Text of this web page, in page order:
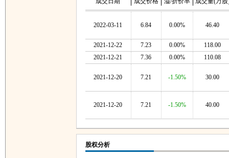
2022-03-11 6.84 0.00% 46.40
2021-12-22 7.23 0.00%
118.00
2021-12-21
7.36 0.00% 110.08
2021-12-20 7.21 -1.50% 30.00
2021-12-20 7.21 -1.50% 40.00
股权分析